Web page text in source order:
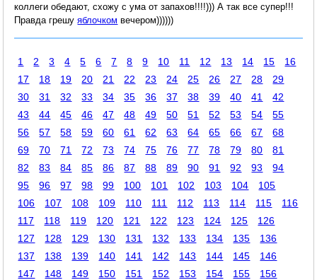
коллеги обедают, схожу с ума от запахов!!!!))) А так все супер!!!
Правда грешуяблочком вечером))))))
1 2 3 4 5 6 7 8 9 10 11 12 13 14 15
16
17
18 19 20 21 22 23 24 25 26 27 28
29
30
31 32 33 34 35 36 37 38 39 40 41
42
43
44 45 46 47 48 49 50 51 52 53 54
55
56
57 58 59 60 61 62 63 64 65 66 67
68
69
70 71 72 73 74 75 76 77 78 79 80
81
82
83 84 85 86 87 88 89 90 91 92 93
94
95
96 97 98 99 100 101 102 103 104
105
106
107 108 109 110 111 112 113 114 115
116
117
118 119 120 121 122 123 124 125
126
127
128 129 130 131 132 133 134 135
136
137
138 139 140 141 142 143 144 145
146
147
148 149 150 151 152 153 154 155
156